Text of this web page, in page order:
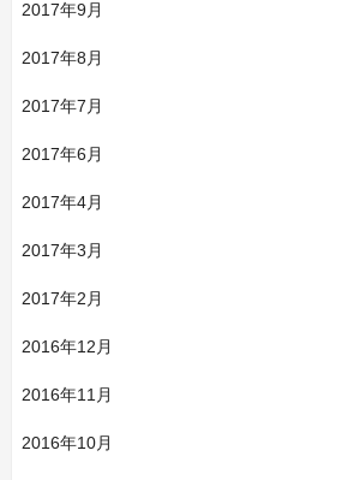
2017年9月
2017年8月
2017年7月
2017年6月
2017年4月
2017年3月
2017年2月
2016年12月
2016年11月
2016年10月